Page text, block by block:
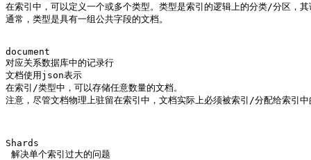
在索引中，可以定义一个或多个类型。类型是索引的逻辑上的分类/分区，
通常，类型是具有一组公共字段的文档。
document
对应关系数据库中的记录行
文档使用json表示
在索引/类型中，可以存储任意数量的文档。
注意，尽管文档物理上驻留在索引中，文档实际上必须被索引/分配给索引中
Shards
解决单个索引过大的问题